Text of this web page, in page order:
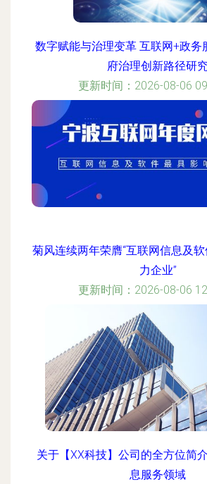
数字赋能与治理变革 互联网+政务
府治理创新路径研
更新时间：2026-08-06
菊风连续两年荣膺“互联网信息及
力企业”
更新时间：2026-08-06
关于【XX科技】公司的全方位简
息服务领域